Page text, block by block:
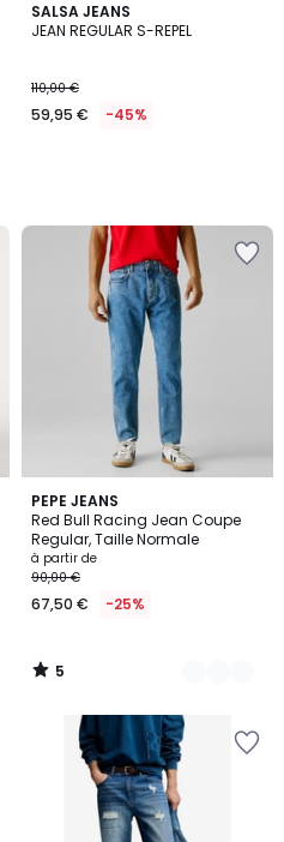
SALSA JEANS
JEAN REGULAR S-REPEL
110,00 €
59,95 € -45%
PEPE JEANS
Red Bull Racing Jean Coupe
Regular, Taille Normale
à partir de
90,00 €
67,50 € -25%
5
/
5
4
Couleurs
5
/